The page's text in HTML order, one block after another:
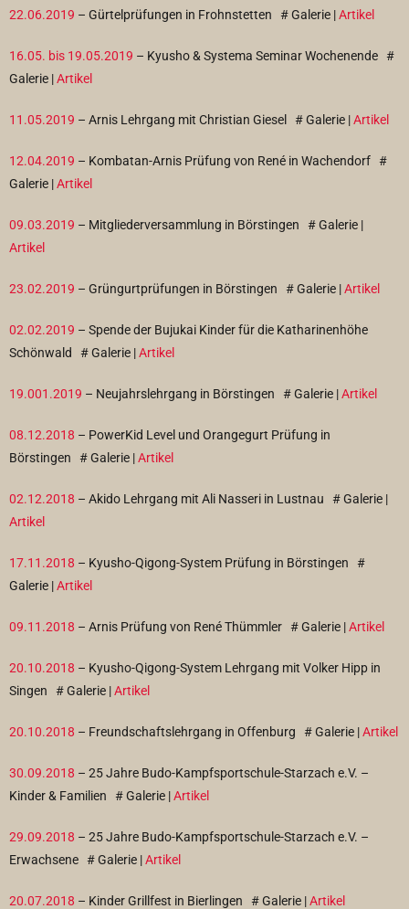
22.06.2019 – Gürtelprüfungen in Frohnstetten # Galerie |Artikel
16.05. bis 19.05.2019 – Kyusho & Systema Seminar Wochenende #
Galerie |Artikel
11.05.2019 – Arnis Lehrgang mit Christian Giesel # Galerie |Artikel
12.04.2019 – Kombatan-Arnis Prüfung von René in Wachendorf #
Galerie |Artikel
09.03.2019 – Mitgliederversammlung in Börstingen # Galerie |
Artikel
23.02.2019 – Grüngurtprüfungen in Börstingen # Galerie |Artikel
02.02.2019 – Spende der Bujukai Kinder für die Katharinenhöhe
Schönwald
# Galerie |Artikel
19.001.2019 – Neujahrslehrgang in Börstingen # Galerie |Artikel
08.12.2018 – PowerKid Level und Orangegurt Prüfung in
Börstingen # Galerie |Artikel
02.12.2018 – Akido Lehrgang mit Ali Nasseri in Lustnau # Galerie |
Artikel
17.11.2018 – Kyusho-Qigong-System Prüfung in Börstingen #
Galerie |Artikel
09.11.2018 – Arnis Prüfung von René Thümmler # Galerie |Artikel
20.10.2018 – Kyusho-Qigong-System Lehrgang mit Volker Hipp in
Singen # Galerie |Artikel
20.10.2018 – Freundschaftslehrgang in Offenburg # Galerie |Artikel
30.09.2018 – 25 Jahre Budo-Kampfsportschule-Starzach e.V. –
Kinder & Familien # Galerie |Artikel
29.09.2018 – 25 Jahre Budo-Kampfsportschule-Starzach e.V. –
Erwachsene # Galerie |Artikel
20.07.2018 – Kinder Grillfest in Bierlingen # Galerie |Artikel